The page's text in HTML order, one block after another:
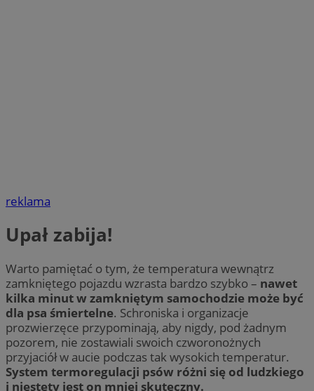
reklama
Upał zabija!
Warto pamiętać o tym, że temperatura wewnątrz
zamkniętego pojazdu wzrasta bardzo szybko – nawet
kilka minut w zamkniętym samochodzie może być
dla psa śmiertelne. Schroniska i organizacje
prozwierzęce przypominają, aby nigdy, pod żadnym
pozorem, nie zostawiali swoich czworonożnych
przyjaciół w aucie podczas tak wysokich temperatur.
System termoregulacji psów różni się od ludzkiego
i niestety jest on mniej skuteczny.